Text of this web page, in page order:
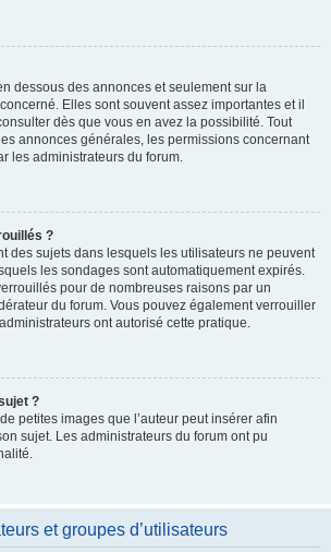
dessous des annonces et seulement sur la
Elles sont souvent assez importantes et il
dès que vous en avez la possibilité. Tout
annonces générales, les permissions concernant
les administrateurs du forum.
?
des sujets dans lesquels les utilisateurs ne peuvent
les sondages sont automatiquement expirés.
pour de nombreuses raisons par un
du forum. Vous pouvez également verrouiller
ont autorisé cette pratique.
?
petites images que l’auteur peut insérer afin
sujet. Les administrateurs du forum ont pu
et groupes d’utilisateurs